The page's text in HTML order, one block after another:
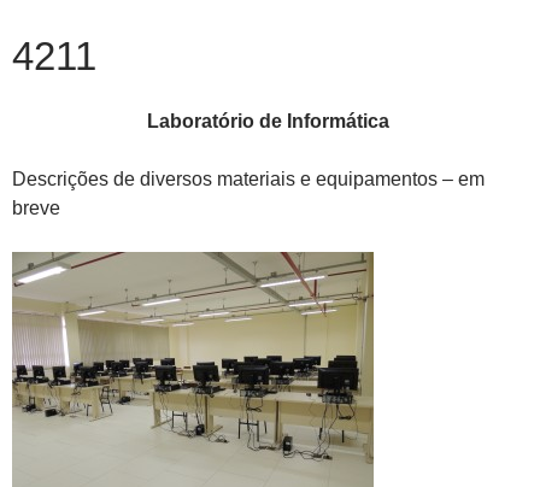
4211
Laboratório de Informática
Descrições de diversos materiais e equipamentos – em
breve